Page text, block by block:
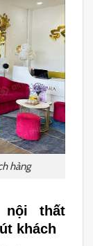
hàng
nội thất
khách